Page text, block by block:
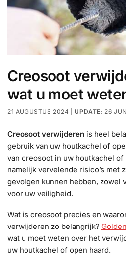
Creosoot
wat u moet
21 AUGUSTUS 2024 26
Creosoot verwijderen is heel
gebruik van uw houtkachel of
van creosoot in uw houtkachel of
namelijk vervelende risico’s met
gevolgen kunnen hebben, zowel
voor uw veiligheid.
Wat is creosoot precies en
verwijderen zo belangrijk?
wat u moet weten over het
uw houtkachel of open haard.